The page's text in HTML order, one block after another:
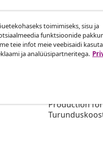
Production for
toimimiseks, sisu ja
funktsioonide
teie infot meie veebisaidi
ja analüüsipartneritega.